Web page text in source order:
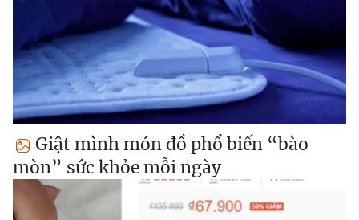
Giật mình món đồ phổ biến “bào
mòn” sức khỏe mỗi ngày